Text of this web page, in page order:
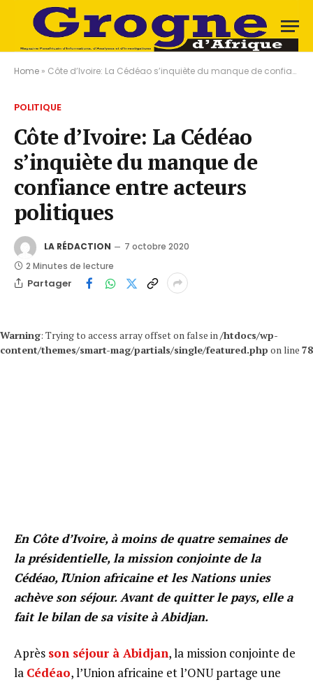
Home » Côte d’Ivoire: La Cédéao s’inquiète du manque de confiance entre acteurs politiques
POLITIQUE
Côte d’Ivoire: La Cédéao
s’inquiète du manque de
confiance entre acteurs
politiques
LA RÉDACTION
7 octobre 2020
2 Minutes de lecture
Partager
Warning: Trying to access array offset on false in/htdocs/wp-
content/themes/smart-mag/partials/single/featured.php on line 78
En Côte d’Ivoire, à moins de quatre semaines de
la présidentielle, la mission conjointe de la
Cédéao, ľUnion africaine et les Nations unies
achève son séjour. Avant de quitter le pays, elle a
fait le bilan de sa visite à Abidjan.
Après son séjour à Abidjan, la mission conjointe de
la Cédéao, l’Union africaine et l’ONU partage une